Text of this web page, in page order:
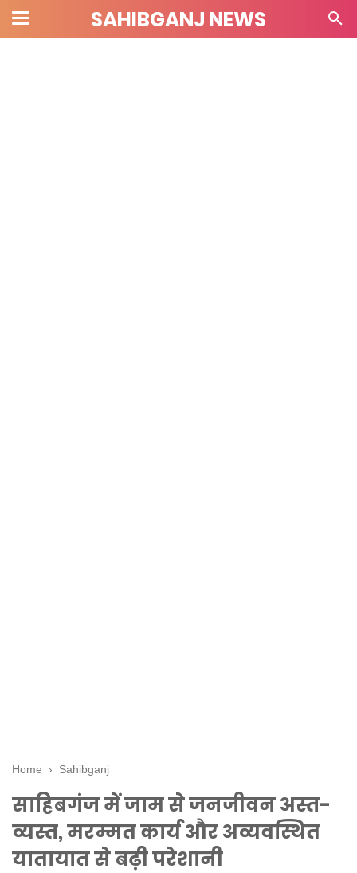
SAHIBGANJ NEWS
Home › Sahibganj
साहिबगंज में जाम से जनजीवन अस्त-
व्यस्त, मरम्मत कार्य और अव्यवस्थित
यातायात से बढ़ी परेशानी